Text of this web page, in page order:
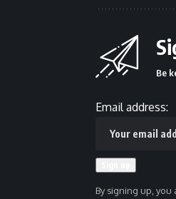
Be
Email address:
By signing up,